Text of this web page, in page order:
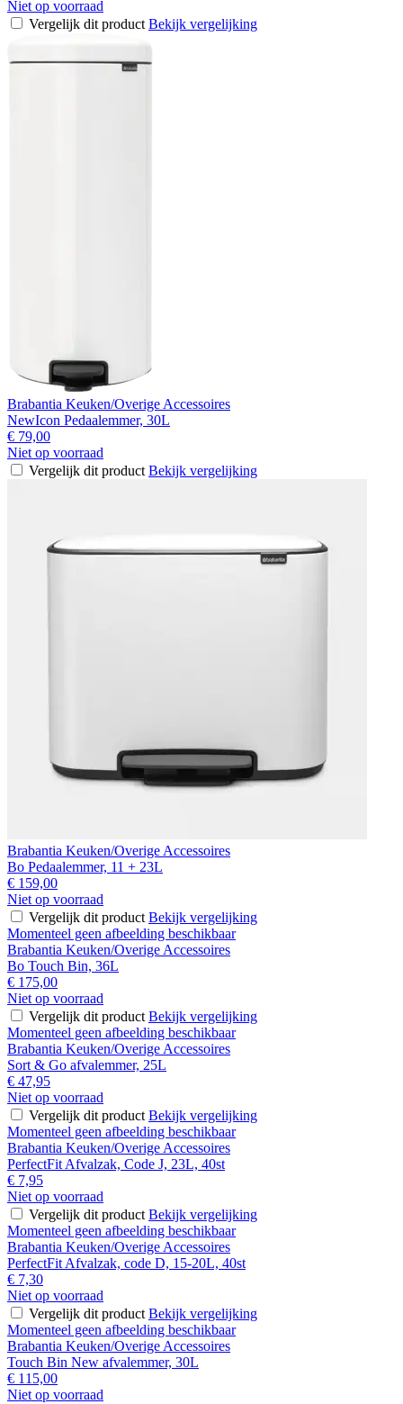
Niet op voorraad
Vergelijk dit product Bekijk vergelijking
Brabantia Keuken/Overige Accessoires
NewIcon Pedaalemmer, 30L
€ 79,00
Niet op voorraad
Vergelijk dit product Bekijk vergelijking
Brabantia Keuken/Overige Accessoires
Bo Pedaalemmer, 11 + 23L
€ 159,00
Niet op voorraad
Vergelijk dit product Bekijk vergelijking
Momenteel geen afbeelding beschikbaar
Brabantia Keuken/Overige Accessoires
Bo Touch Bin, 36L
€ 175,00
Niet op voorraad
Vergelijk dit product Bekijk vergelijking
Momenteel geen afbeelding beschikbaar
Brabantia Keuken/Overige Accessoires
Sort & Go afvalemmer, 25L
€ 47,95
Niet op voorraad
Vergelijk dit product Bekijk vergelijking
Momenteel geen afbeelding beschikbaar
Brabantia Keuken/Overige Accessoires
PerfectFit Afvalzak, Code J, 23L, 40st
€ 7,95
Niet op voorraad
Vergelijk dit product Bekijk vergelijking
Momenteel geen afbeelding beschikbaar
Brabantia Keuken/Overige Accessoires
PerfectFit Afvalzak, code D, 15-20L, 40st
€ 7,30
Niet op voorraad
Vergelijk dit product Bekijk vergelijking
Momenteel geen afbeelding beschikbaar
Brabantia Keuken/Overige Accessoires
Touch Bin New afvalemmer, 30L
€ 115,00
Niet op voorraad